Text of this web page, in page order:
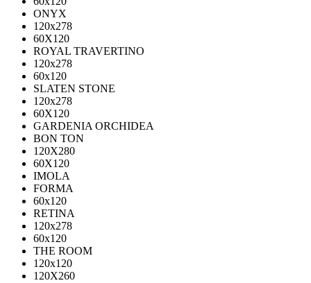
ONYX
120х278
60X120
ROYAL TRAVERTINO
120х278
60х120
SLATEN STONE
120х278
60X120
GARDENIA ORCHIDEA
BON TON
120X280
60X120
IMOLA
FORMA
60x120
RETINA
120x278
60x120
THE ROOM
120x120
120X260